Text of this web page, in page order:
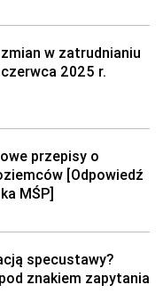
w zatrudnianiu
2025 r.
przepisy o
[Odpowiedź
MŚP]
specustawy?
znakiem zapytania